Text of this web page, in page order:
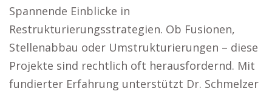
Spannende Einblicke in
Restrukturierungsstrategien. Ob Fusionen,
Stellenabbau oder Umstrukturierungen – diese
Projekte sind rechtlich oft herausfordernd. Mit
fundierter Erfahrung unterstützt Dr. Schmelzer